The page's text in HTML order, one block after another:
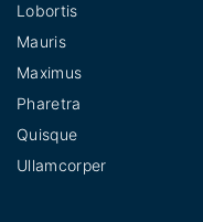
Lobortis
Mauris
Maximus
Pharetra
Quisque
Ullamcorper